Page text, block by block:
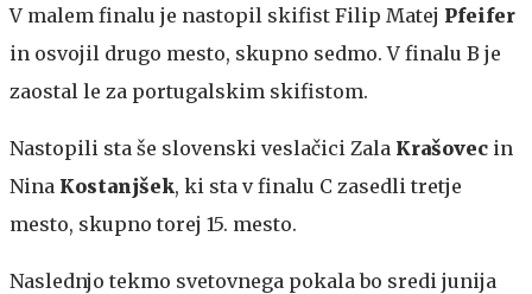
V malem finalu je nastopil skifist Filip Matej Pfeifer
in osvojil drugo mesto, skupno sedmo. V finalu B je
zaostal le za portugalskim skifistom.
Nastopili sta še slovenski veslačici Zala Krašovec in
Nina Kostanjšek, ki sta v finalu C zasedli tretje
mesto, skupno torej 15. mesto.
Naslednjo tekmo svetovnega pokala bo sredi junija